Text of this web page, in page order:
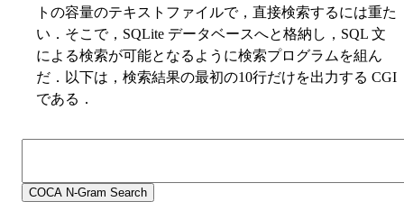
トの容量のテキストファイルで，直接検索するには重た
い．そこで，SQLite データベースへと格納し，SQL 文
による検索が可能となるように検索プログラムを組ん
だ．以下は，検索結果の最初の10行だけを出力する CGI
である．